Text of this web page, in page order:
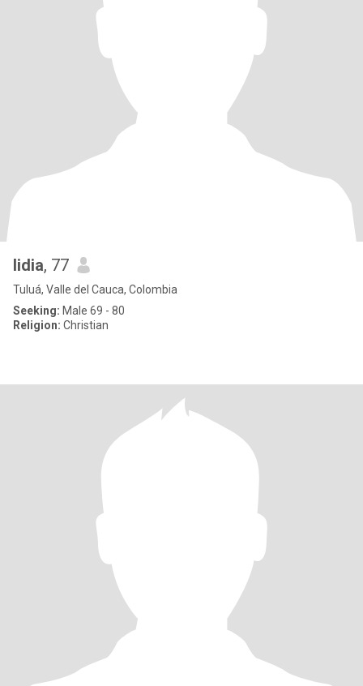
lidia, 77
Tuluá, Valle del Cauca, Colombia
Seeking: Male 69 - 80
Religion: Christian